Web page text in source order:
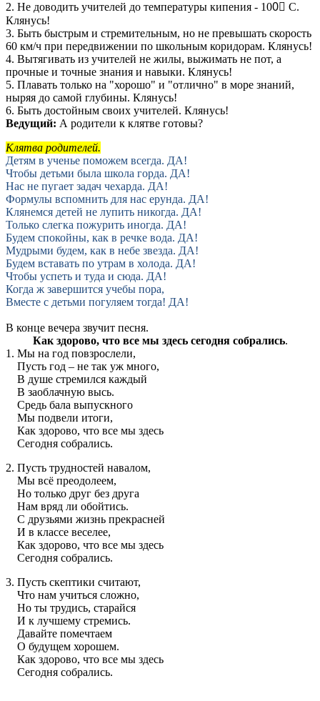
2. Не доводить учителей до температуры кипения - 100〬 С.
Клянусь!
3. Быть быстрым и стремительным, но не превышать скорость
60 км/ч при передвижении по школьным коридорам. Клянусь!
4. Вытягивать из учителей не жилы, выжимать не пот, а
прочные и точные знания и навыки. Клянусь!
5. Плавать только на "хорошо" и "отлично" в море знаний,
ныряя до самой глубины. Клянусь!
6. Быть достойным своих учителей. Клянусь!
Ведущий: А родители к клятве готовы?
Клятва родителей.
Детям в ученье поможем всегда. ДА!
Чтобы детьми была школа горда. ДА!
Нас не пугает задач чехарда. ДА!
Формулы вспомнить для нас ерунда. ДА!
Клянемся детей не лупить никогда. ДА!
Только слегка пожурить иногда. ДА!
Будем спокойны, как в речке вода. ДА!
Мудрыми будем, как в небе звезда. ДА!
Будем вставать по утрам в холода. ДА!
Чтобы успеть и туда и сюда. ДА!
Когда ж завершится учебы пора,
Вместе с детьми погуляем тогда! ДА!
В конце вечера звучит песня.
Как здорово, что все мы здесь сегодня собрались.
1. Мы на год повзрослели,
Пусть год – не так уж много,
В душе стремился каждый
В заоблачную высь.
Средь бала выпускного
Мы подвели итоги,
Как здорово, что все мы здесь
Сегодня собрались.
2. Пусть трудностей навалом,
Мы всё преодолеем,
Но только друг без друга
Нам вряд ли обойтись.
С друзьями жизнь прекрасней
И в классе веселее,
Как здорово, что все мы здесь
Сегодня собрались.
3. Пусть скептики считают,
Что нам учиться сложно,
Но ты трудись, старайся
И к лучшему стремись.
Давайте помечтаем
О будущем хорошем.
Как здорово, что все мы здесь
Сегодня собрались.